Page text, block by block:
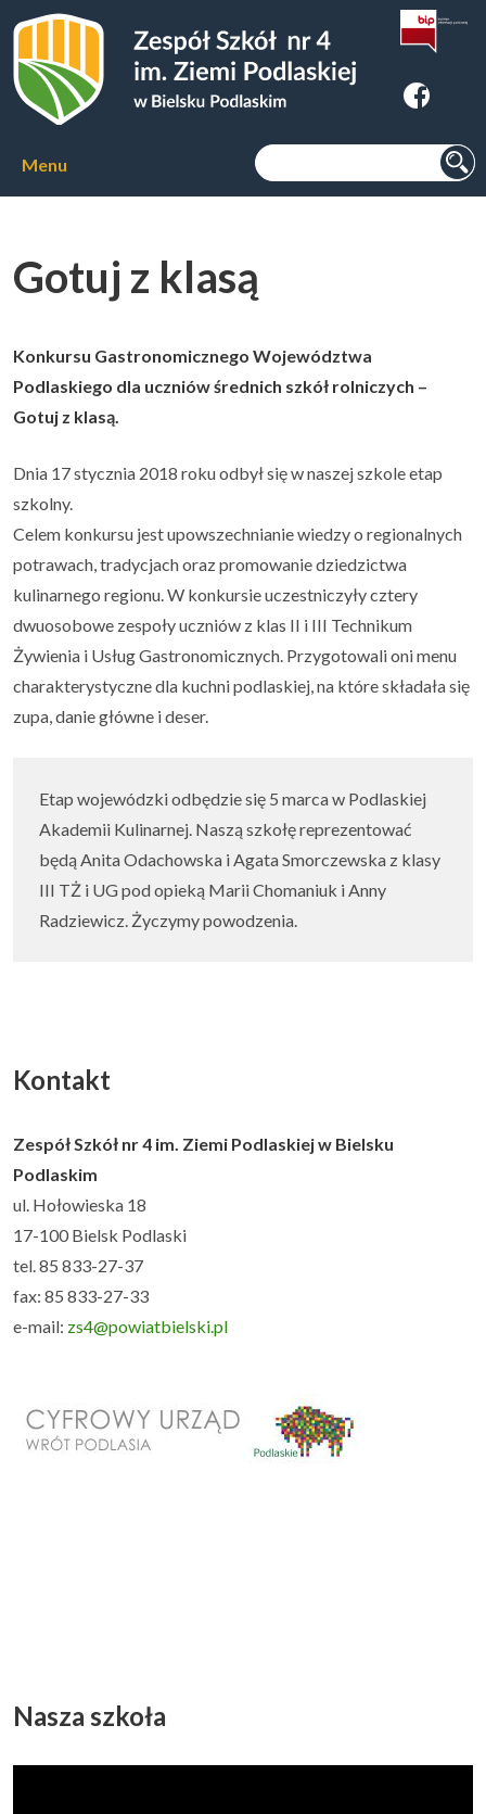
Zespoł Szkół nr 4 im. Ziemi
Podlaskiej w Bielsku Podlaskim
Szukaj:
Menu
O szkole
Kierunki kształcenia
Kursy zawodowe
Internat
Uczeń i rodzic ▼
Podlaskie Kukułki
Rekrutacja ▼
Kontakt
Gotuj z klasą
Konkursu Gastronomicznego Województwa
Podlaskiego dla uczniów średnich szkół rolniczych –
Gotuj z klasą.
Dnia 17 stycznia 2018 roku odbył się w naszej szkole etap
szkolny.
Celem konkursu jest upowszechnianie wiedzy o regionalnych
potrawach, tradycjach oraz promowanie dziedzictwa
kulinarnego regionu. W konkursie uczestniczyły cztery
dwuosobowe zespoły uczniów z klas II i III Technikum
Żywienia i Usług Gastronomicznych. Przygotowali oni menu
charakterystyczne dla kuchni podlaskiej, na które składała się
zupa, danie główne i deser.
Etap wojewódzki odbędzie się 5 marca w Podlaskiej
Akademii Kulinarnej. Naszą szkołę reprezentować
będą Anita Odachowska i Agata Smorczewska z klasy
III TŻ i UG pod opieką Marii Chomaniuk i Anny
Radziewicz. Życzymy powodzenia.
Kontakt
Zespół Szkół nr 4 im. Ziemi Podlaskiej w Bielsku
Podlaskim
ul. Hołowieska 18
17-100 Bielsk Podlaski
tel. 85 833-27-37
fax: 85 833-27-33
e-mail: zs4@powiatbielski.pl
Nasza szkoła